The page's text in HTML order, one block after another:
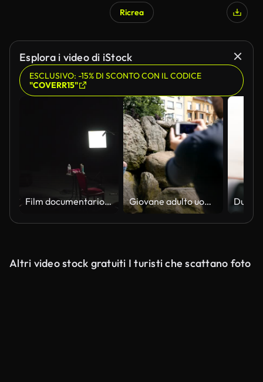
Ricrea
Esplora i video di iStock
ESCLUSIVO: -15% DI SCONTO CON IL CODICE
"COVERR15"
Film documentario ambientato sul palco del teatro tre punti illuminazione configurazione fotocamera treppiede regista posto Giovane adulto uomo prende la foto della sua ragazza smartphone utilizzando un amico
Altri video stock gratuiti I turisti che scattano foto